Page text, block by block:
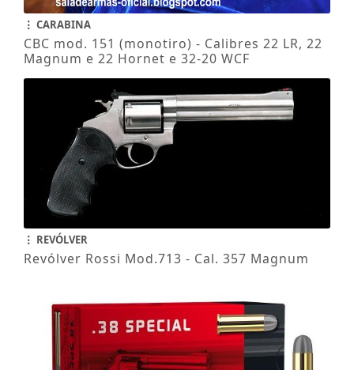
CARABINA
CBC mod. 151 (monotiro) - Calibres 22 LR, 22
Magnum e 22 Hornet e 32-20 WCF
REVÓLVER
Revólver Rossi Mod.713 - Cal. 357 Magnum